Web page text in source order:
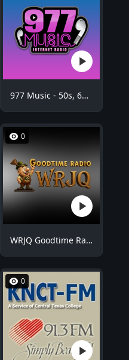
977 Music - 50s, 60s Hits
0
WRJQ Goodtime Radio
0